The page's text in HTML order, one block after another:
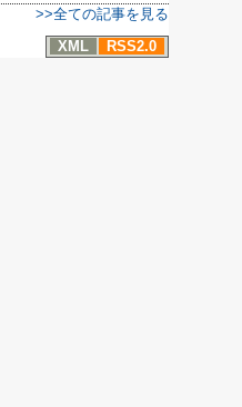
>>全ての記事を見る
XML
RSS2.0